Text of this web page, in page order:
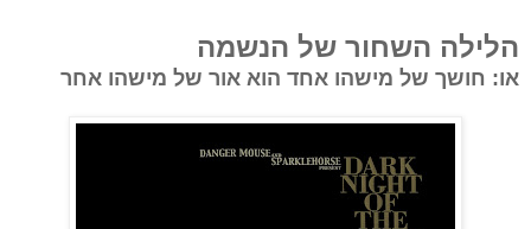
הלילה השחור של הנשמה
או: חושך של מישהו אחד הוא אור של מישהו אחר